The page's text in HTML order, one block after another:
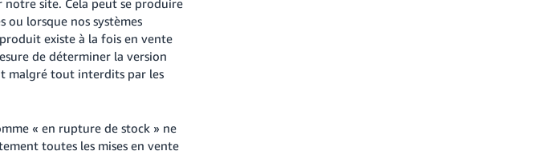
notre site. Cela peut se produire
lorsque nos systèmes
existe à la fois en vente
de déterminer la version
malgré tout interdits par les
« en rupture de stock » ne
toutes les mises en vente